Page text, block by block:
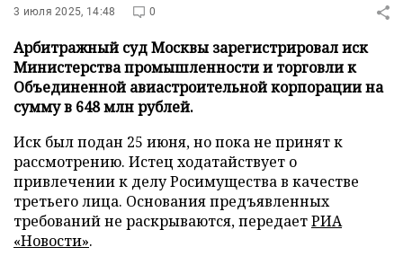
3 июля 2025, 14:48 0
Арбитражный суд Москвы зарегистрировал иск
Министерства промышленности и торговли к
Объединенной авиастроительной корпорации на
сумму в 648 млн рублей.
Иск был подан 25 июня, но пока не принят к
рассмотрению. Истец ходатайствует о
привлечении к делу Росимущества в качестве
третьего лица. Основания предъявленных
требований не раскрываются, передаетРИА
«Новости».